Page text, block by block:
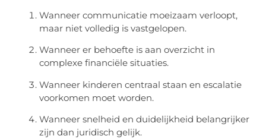
Wanneer communicatie moeizaam verloopt,
maar niet volledig is vastgelopen.
Wanneer er behoefte is aan overzicht in
complexe financiële situaties.
Wanneer kinderen centraal staan en escalatie
voorkomen moet worden.
Wanneer snelheid en duidelijkheid belangrijker
zijn dan juridisch gelijk.